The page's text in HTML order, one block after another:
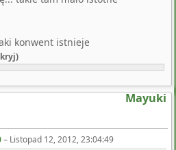
konwent istnieje
Mayuki
– Listopad 12, 2012, 23:04:49